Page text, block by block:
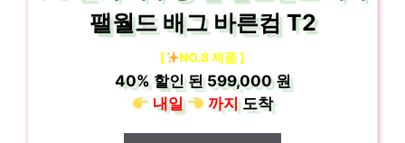
팰월드 배그 바른컴 T2
[ NO.8 제품 ]
40%할인 된599,000 원
내일
까지도착